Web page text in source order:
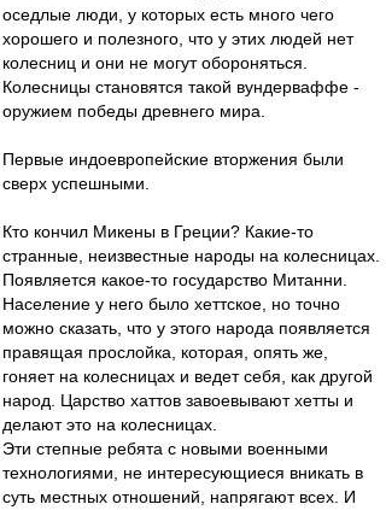
оседлые люди, у которых есть много чего
хорошего и полезного, что у этих людей нет
колесниц и они не могут обороняться.
Колесницы становятся такой вундерваффе -
оружием победы древнего мира.
Первые индоевропейские вторжения были
сверх успешными.
Кто кончил Микены в Греции? Какие-то
странные, неизвестные народы на колесницах.
Появляется какое-то государство Митанни.
Население у него было хеттское, но точно
можно сказать, что у этого народа появляется
правящая прослойка, которая, опять же,
гоняет на колесницах и ведет себя, как другой
народ. Царство хаттов завоевывают хетты и
делают это на колесницах.
Эти степные ребята с новыми военными
технологиями, не интересующиеся вникать в
суть местных отношений, напрягают всех. И